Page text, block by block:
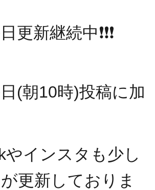
更新継続中❗️❗️❗️
(朝10時)投稿に加
やインスタも少し
更新しておりま